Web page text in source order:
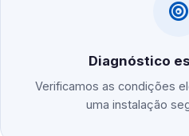
Diagnóstico
Verificamos as condições
uma instalação